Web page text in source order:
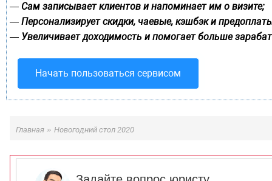
— Сам записывает клиентов и напоминает им о визите;
— Персонализирует скидки, чаевые, кэшбэк и
— Увеличивает доходимость и помогает больше
Начать пользоваться сервисом
Главная » Новогодний стол 2020